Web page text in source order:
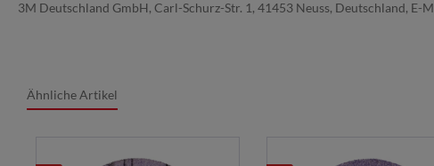
3M Deutschland GmbH, Carl-Schurz-Str. 1, 41453 Neuss, Deutschland, E-
Ähnliche Artikel